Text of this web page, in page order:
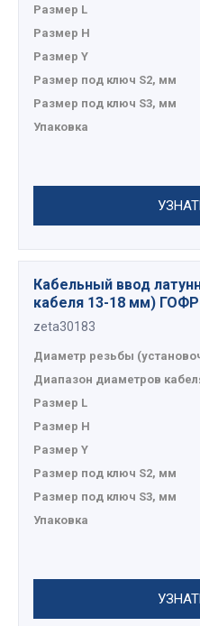
Размер L
Размер H
Размер Y
Размер под ключ S2, мм
Размер под ключ S3, мм
Упаковка
Кабельный ввод
кабеля 13-18 мм)
zeta30183
Диаметр резьбы
Диапазон диаметров
Размер L
Размер H
Размер Y
Размер под ключ S2, мм
Размер под ключ S3, мм
Упаковка